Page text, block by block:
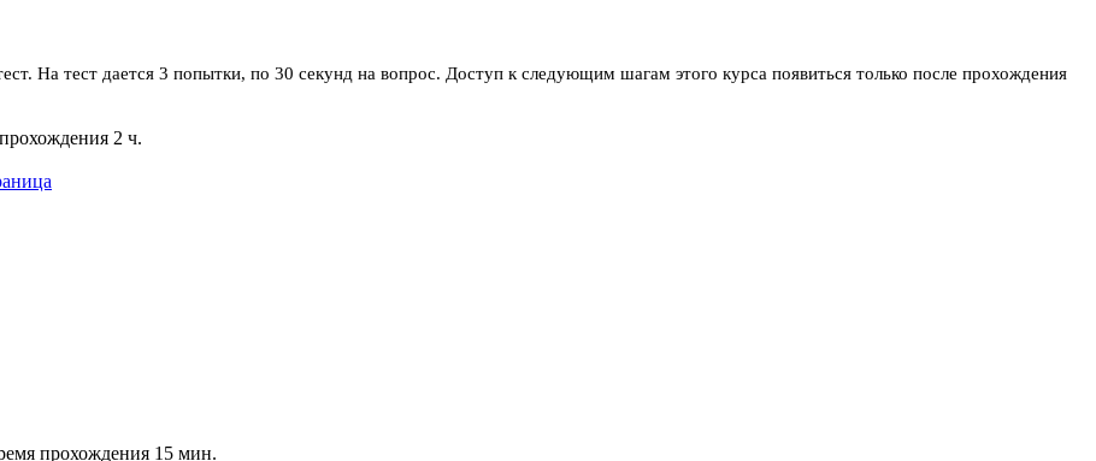
На тест дается 3 попытки, по 30 секунд на вопрос. Доступ к следующим шагам этого курса появиться только после прохождения
2 ч.
прохождения 15 мин.